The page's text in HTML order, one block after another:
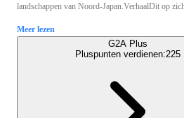
landschappen van Noord-Japan.VerhaalDit op
Meer lezen
G2A Plus
Pluspunten verdienen:225